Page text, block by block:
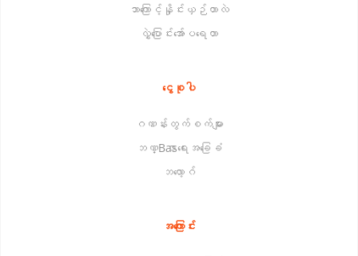
ဘာကြောင့်နှိုင်းယှဉ်တာလဲ
လွှဲပြောင်းအော်ပရေတာ
ငွေစုပါ
ဂဏန်းတွက်စက်များ
ဘဏ္Basာရေးအခြေခံ
ဘလော့ဂ်
အကြောင်း